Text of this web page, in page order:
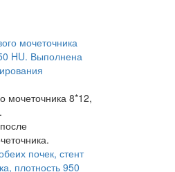
мочеточника 8*12,